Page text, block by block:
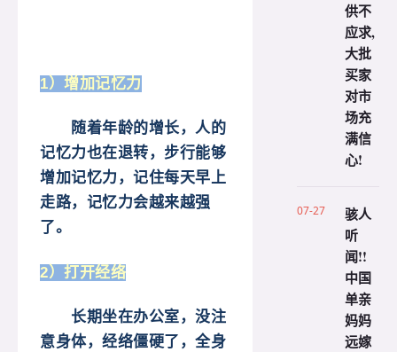
1）增加记忆力
随着年龄的增长，人的
记忆力也在退转，步行能够
增加记忆力，记住每天早上
走路，记忆力会越来越强
了。
2）打开经络
长期坐在办公室，没注
意身体，经络僵硬了，全身
供不
应求,
大批
买家
对市
场充
满信
心!
07-27
骇人
听
闻!!
中国
单亲
妈妈
远嫁